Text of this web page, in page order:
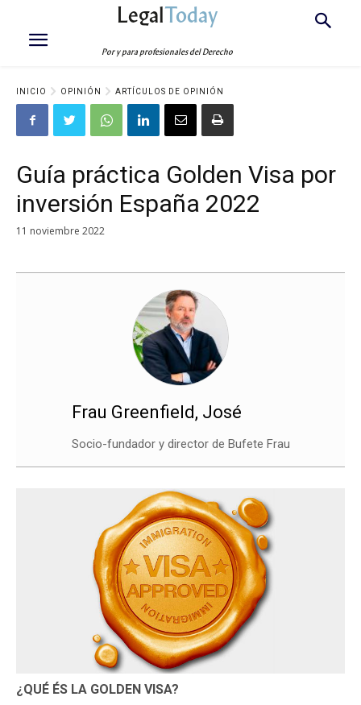
LegalToday
Por y para profesionales del Derecho
INICIO OPINIÓN ARTÍCULOS DE OPINIÓN
Guía práctica Golden Visa por
inversión España 2022
11 noviembre 2022
Frau Greenfield, José
Socio-fundador y director de Bufete Frau
¿QUÉ ÉS LA GOLDEN VISA?